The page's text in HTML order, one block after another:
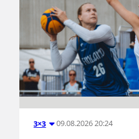
3×3 09.08.2026 20:24